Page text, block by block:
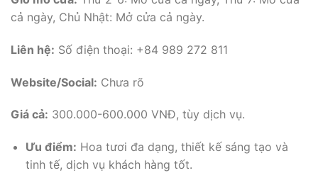
cả ngày, Chủ Nhật: Mở cửa cả ngày.
Liên hệ: Số điện thoại: +84 989 272 811
Website/Social: Chưa rõ
Giá cả: 300.000-600.000 VNĐ, tùy dịch vụ.
Ưu điểm: Hoa tươi đa dạng, thiết kế sáng tạo và
tinh tế, dịch vụ khách hàng tốt.